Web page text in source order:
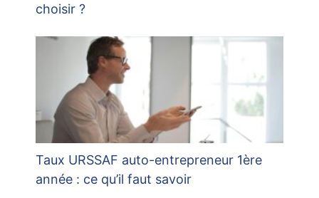
choisir ?
Taux URSSAF auto-entrepreneur 1ère
année : ce qu’il faut savoir